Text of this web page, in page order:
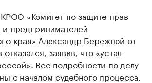
КРОО «Комитет по защите прав
и предпринимателей
края» Александр Бережной от
заявив, что «устал
Все подробности по делу
с началом судебного процесса,